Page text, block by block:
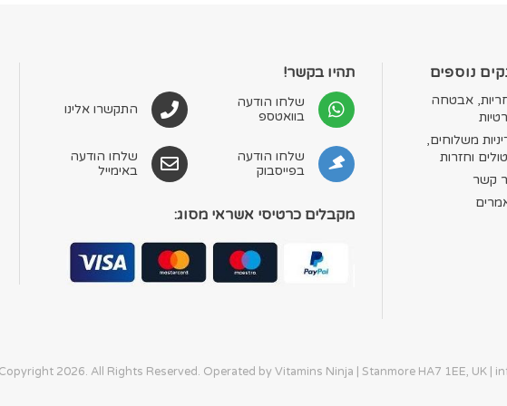
נוספים
אבטחה
משלוחים,
וחזרות
קשר
תהיו בקשר!
שלחו הודעה
בוואטספ
שלחו הודעה
בפייסבוק
התקשרו אלינו
שלחו הודעה
באימייל
מקבלים כרטיסי אשראי מסוג: